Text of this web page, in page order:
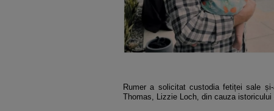
Rumer a solicitat custodia fetiței sale
Thomas, Lizzie Loch, din cauza